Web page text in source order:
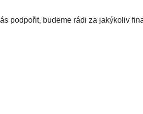
podpořit, budeme rádi za jakýkoliv